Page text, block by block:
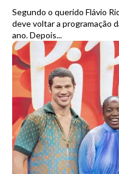
Segundo o querido Flávio
deve voltar a programação
ano. Depois...